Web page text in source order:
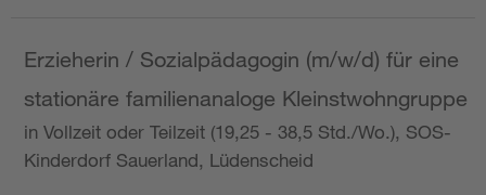
Erzieherin / Sozialpädagogin (m/w/d) für eine
stationäre familienanaloge Kleinstwohngruppe
in Vollzeit oder Teilzeit (19,25 - 38,5 Std./Wo.), SOS-
Kinderdorf Sauerland, Lüdenscheid